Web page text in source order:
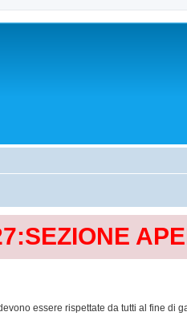
essere rispettate da tutti al fine di